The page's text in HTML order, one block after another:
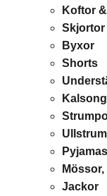
Koftor
Skjortor
Byxor
Shorts
Pyjamas
Jackor